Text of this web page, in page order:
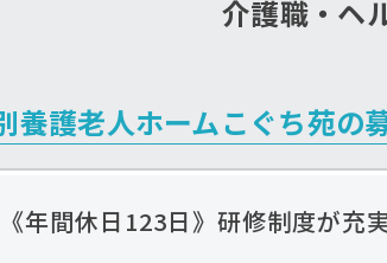
介護職・ヘ
養護老人ホームこぐち苑の
《年間休日123日》研修制度が